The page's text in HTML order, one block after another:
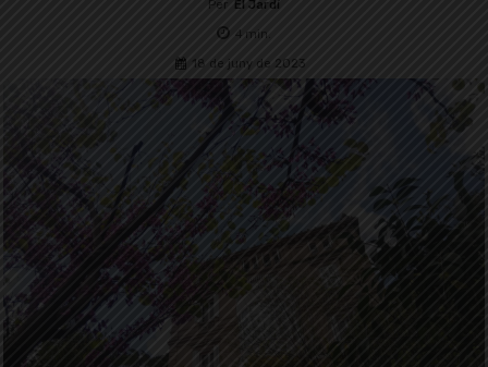
Per El Jardí
4min.
18 de juny de 2023